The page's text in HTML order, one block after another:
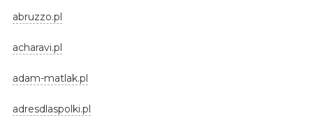
abruzzo.pl
acharavi.pl
adam-matlak.pl
adresdlaspolki.pl